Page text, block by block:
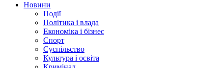
Новини
Події
Політика і влада
Економіка і бізнес
Спорт
Суспільство
Культура і освіта